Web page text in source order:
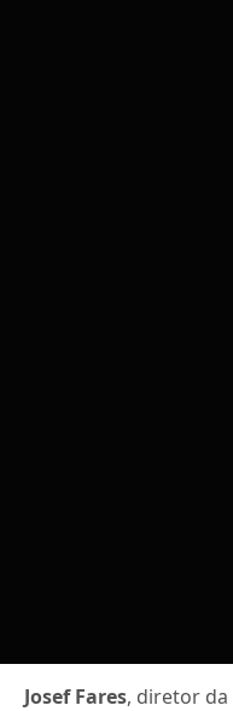
Josef Fares, diretor da